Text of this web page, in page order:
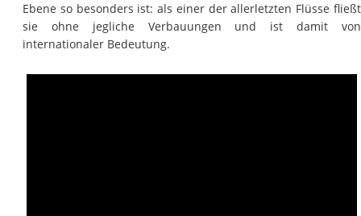
Ebene so besonders ist: als einer der allerletzten Flüsse fließt
sie ohne jegliche Verbauungen und ist damit von
internationaler Bedeutung.